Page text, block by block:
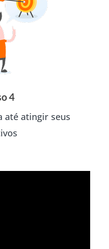
4
até atingir seus